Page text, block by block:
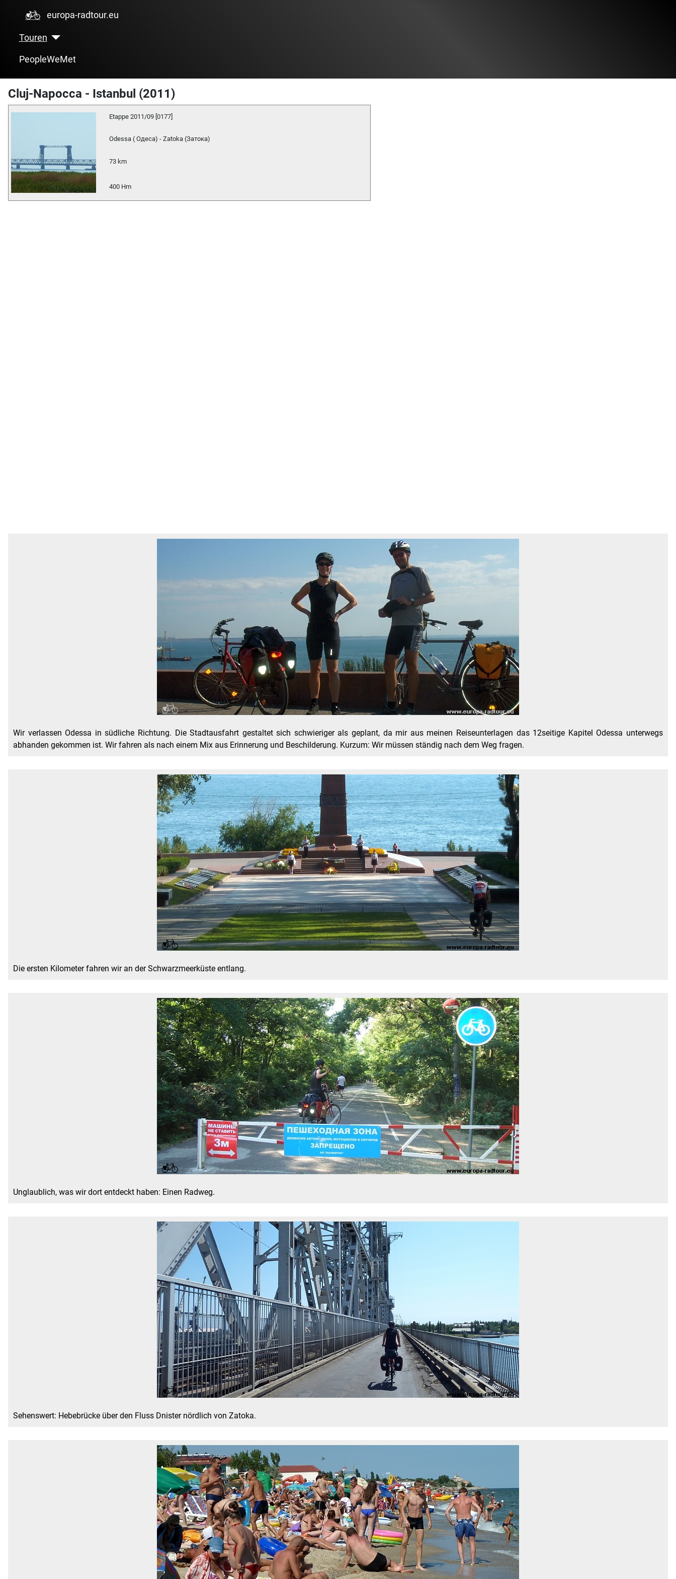
europa-radtour.eu
Touren
PeopleWeMet
Cluj-Napocca - Istanbul (2011)
Etappe 2011/09 [0177]
Odessa ( Одеса) - Zatoka (Затока)
73 km
400 Hm
Wir verlassen Odessa in südliche Richtung. Die Stadtausfahrt gestaltet sich schwieriger als geplant, da mir aus meinen Reiseunterlagen das 12seitige Kapitel Odessa unterwegs
abhanden gekommen ist. Wir fahren als nach einem Mix aus Erinnerung und Beschilderung. Kurzum: Wir müssen ständig nach dem Weg fragen.
Die ersten Kilometer fahren wir an der Schwarzmeerküste entlang.
Unglaublich, was wir dort entdeckt haben: Einen Radweg.
Sehenswert: Hebebrücke über den Fluss Dnister nördlich von Zatoka.